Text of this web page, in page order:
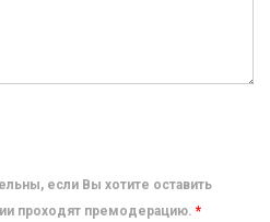
если Вы хотите оставить
проходят премодерацию. *